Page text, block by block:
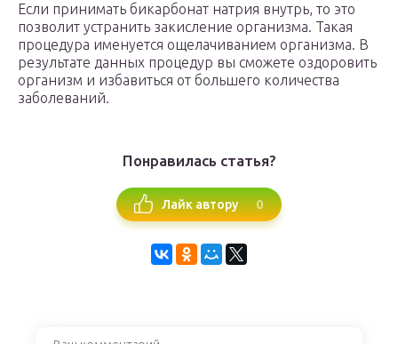
Если принимать бикарбонат натрия внутрь, то это
позволит устранить закисление организма. Такая
процедура именуется ощелачиванием организма. В
результате данных процедур вы сможете оздоровить
организм и избавиться от большего количества
заболеваний.
Понравилась статья?
Лайк автору 0